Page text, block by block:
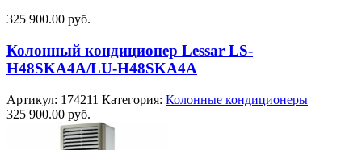
325 900.00 руб.
Колонный кондиционер Lessar LS-
H48SKA4A/LU-H48SKA4A
Артикул: 174211 Категория: Колонные кондиционеры
325 900.00 руб.